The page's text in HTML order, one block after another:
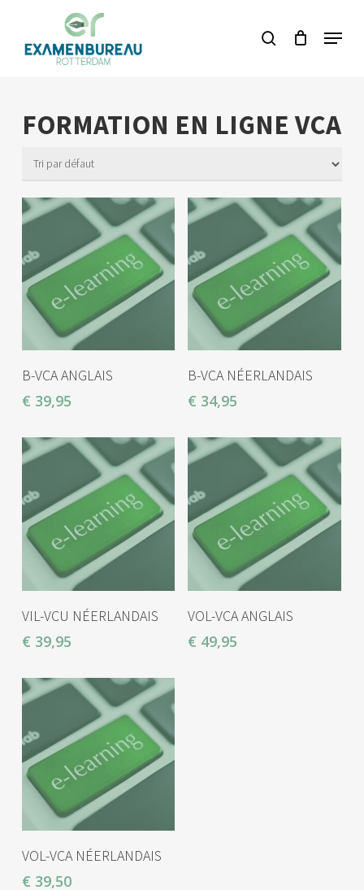
rechercheMenu
FORMATION EN LIGNE VCA
AJOUTER AU PANIER
B-VCA ANGLAIS
€ 39,95
AJOUTER AU PANIER
B-VCA NÉERLANDAIS
€ 34,95
AJOUTER AU PANIER
VIL-VCU NÉERLANDAIS
€ 39,95
VOL-VCA ANGLAIS
€ 49,95
AJOUTER AU PANIER
VOL-VCA NÉERLANDAIS
€ 39,50